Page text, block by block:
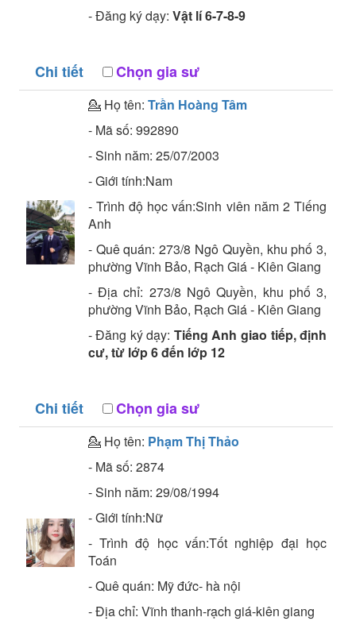
- Đăng ký dạy: Vật lí 6-7-8-9
Chi tiết Chọn gia sư
💁 Họ tên: Trần Hoàng Tâm
- Mã số: 992890
- Sinh năm: 25/07/2003
- Giới tính:Nam
- Trình độ học vấn:Sinh viên năm 2 Tiếng
Anh
- Quê quán:273/8 Ngô Quyền, khu phố 3,
phường Vĩnh Bảo, Rạch Giá - Kiên Giang
- Địa chỉ: 273/8 Ngô Quyền, khu phố 3,
phường Vĩnh Bảo, Rạch Giá - Kiên Giang
- Đăng ký dạy: Tiếng Anh giao tiếp, định
cư, từ lớp 6 đến lớp 12
Chi tiết Chọn gia sư
💁 Họ tên: Phạm Thị Thảo
- Mã số: 2874
- Sinh năm: 29/08/1994
- Giới tính:Nữ
- Trình độ học vấn:Tốt nghiệp đại học
Toán
- Quê quán: Mỹ đức- hà nội
- Địa chỉ: Vĩnh thanh-rạch giá-kiên giang